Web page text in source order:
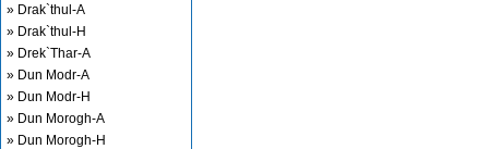
» Drak`thul-A
» Drak`thul-H
» Drek`Thar-A
» Dun Modr-A
» Dun Modr-H
» Dun Morogh-A
» Dun Morogh-H